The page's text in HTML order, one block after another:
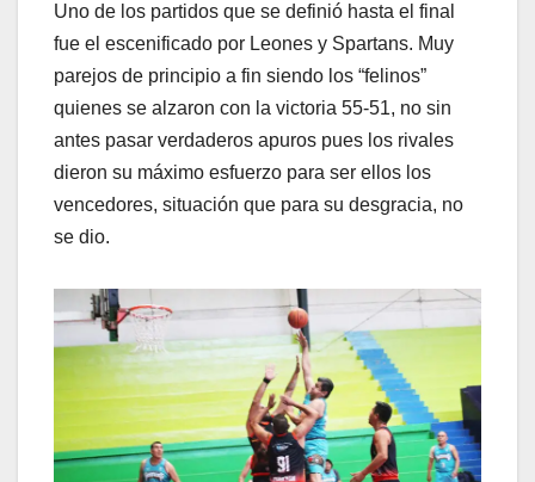
Uno de los partidos que se definió hasta el final
fue el escenificado por Leones y Spartans. Muy
parejos de principio a fin siendo los “felinos”
quienes se alzaron con la victoria 55-51, no sin
antes pasar verdaderos apuros pues los rivales
dieron su máximo esfuerzo para ser ellos los
vencedores, situación que para su desgracia, no
se dio.